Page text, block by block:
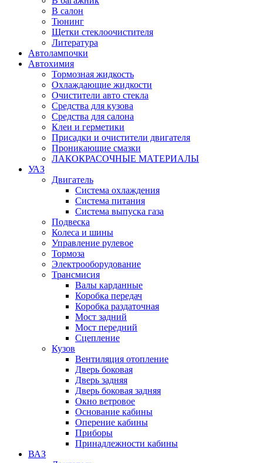
В салон
Тюнинг
Щетки стеклоочистителя
Литература
Автолампочки
Автохимия
Тормозная жидкость
Охлаждающие жидкости
Очистители авто стекла
Средства для кузова
Средства для салона
Клеи и герметики
Присадки и очистители двигателя
Проникающие смазки
ЛАКОКРАСОЧНЫЕ МАТЕРИАЛЫ
УАЗ
Двигатель
Система охлаждения
Система питания
Система выпуска газа
Подвеска
Колеса и шины
Управление рулевое
Тормоза
Электрооборудование
Трансмисия
Валы карданные
Коробка передач
Коробка раздаточная
Мост задний
Мост передний
Сцепление
Кузов
Вентиляция отопление
Дверь боковая
Дверь задняя
Дверь боковая задняя
Окно ветровое
Основание кабины
Оперение кабины
Приборы
Принадлежности кабины
ВАЗ